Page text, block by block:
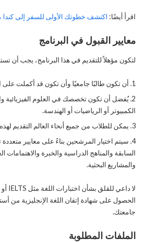
اقرأ أيضًا: اكتشف خطوتك الأولى للسفر إلى كندا
معايير القبول في البرنامج
لتكون مؤهلاً للتقديم في هذا البرنامج، يجب أن
أن تكون طالبًا جامعيًا وأن تكون قد أكملت على الأقل 50 ساعة
يُفضل أن تكون تخصصك في العلوم الفيزيائية
الكمبيوتر أو الرياضيات أو الهندسة.
يمكن للطلاب من جميع أنحاء العالم التقديم
سيتم اختيار المرشحين بناءً على معايير
السابقة والمناهج الدراسية والخبرة والاهتمامات
والمشاريع البحثية.
الحصول على شهادة إتقان اللغة الإنجليزية من
جامعتك.
الملفات المطلوبة